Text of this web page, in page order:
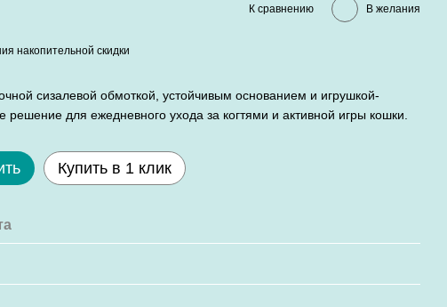
К сравнению В желания
накопительной скидки
сизалевой обмоткой, устойчивым основанием и игрушкой-
для ежедневного ухода за когтями и активной игры кошки.
Купить в 1 клик